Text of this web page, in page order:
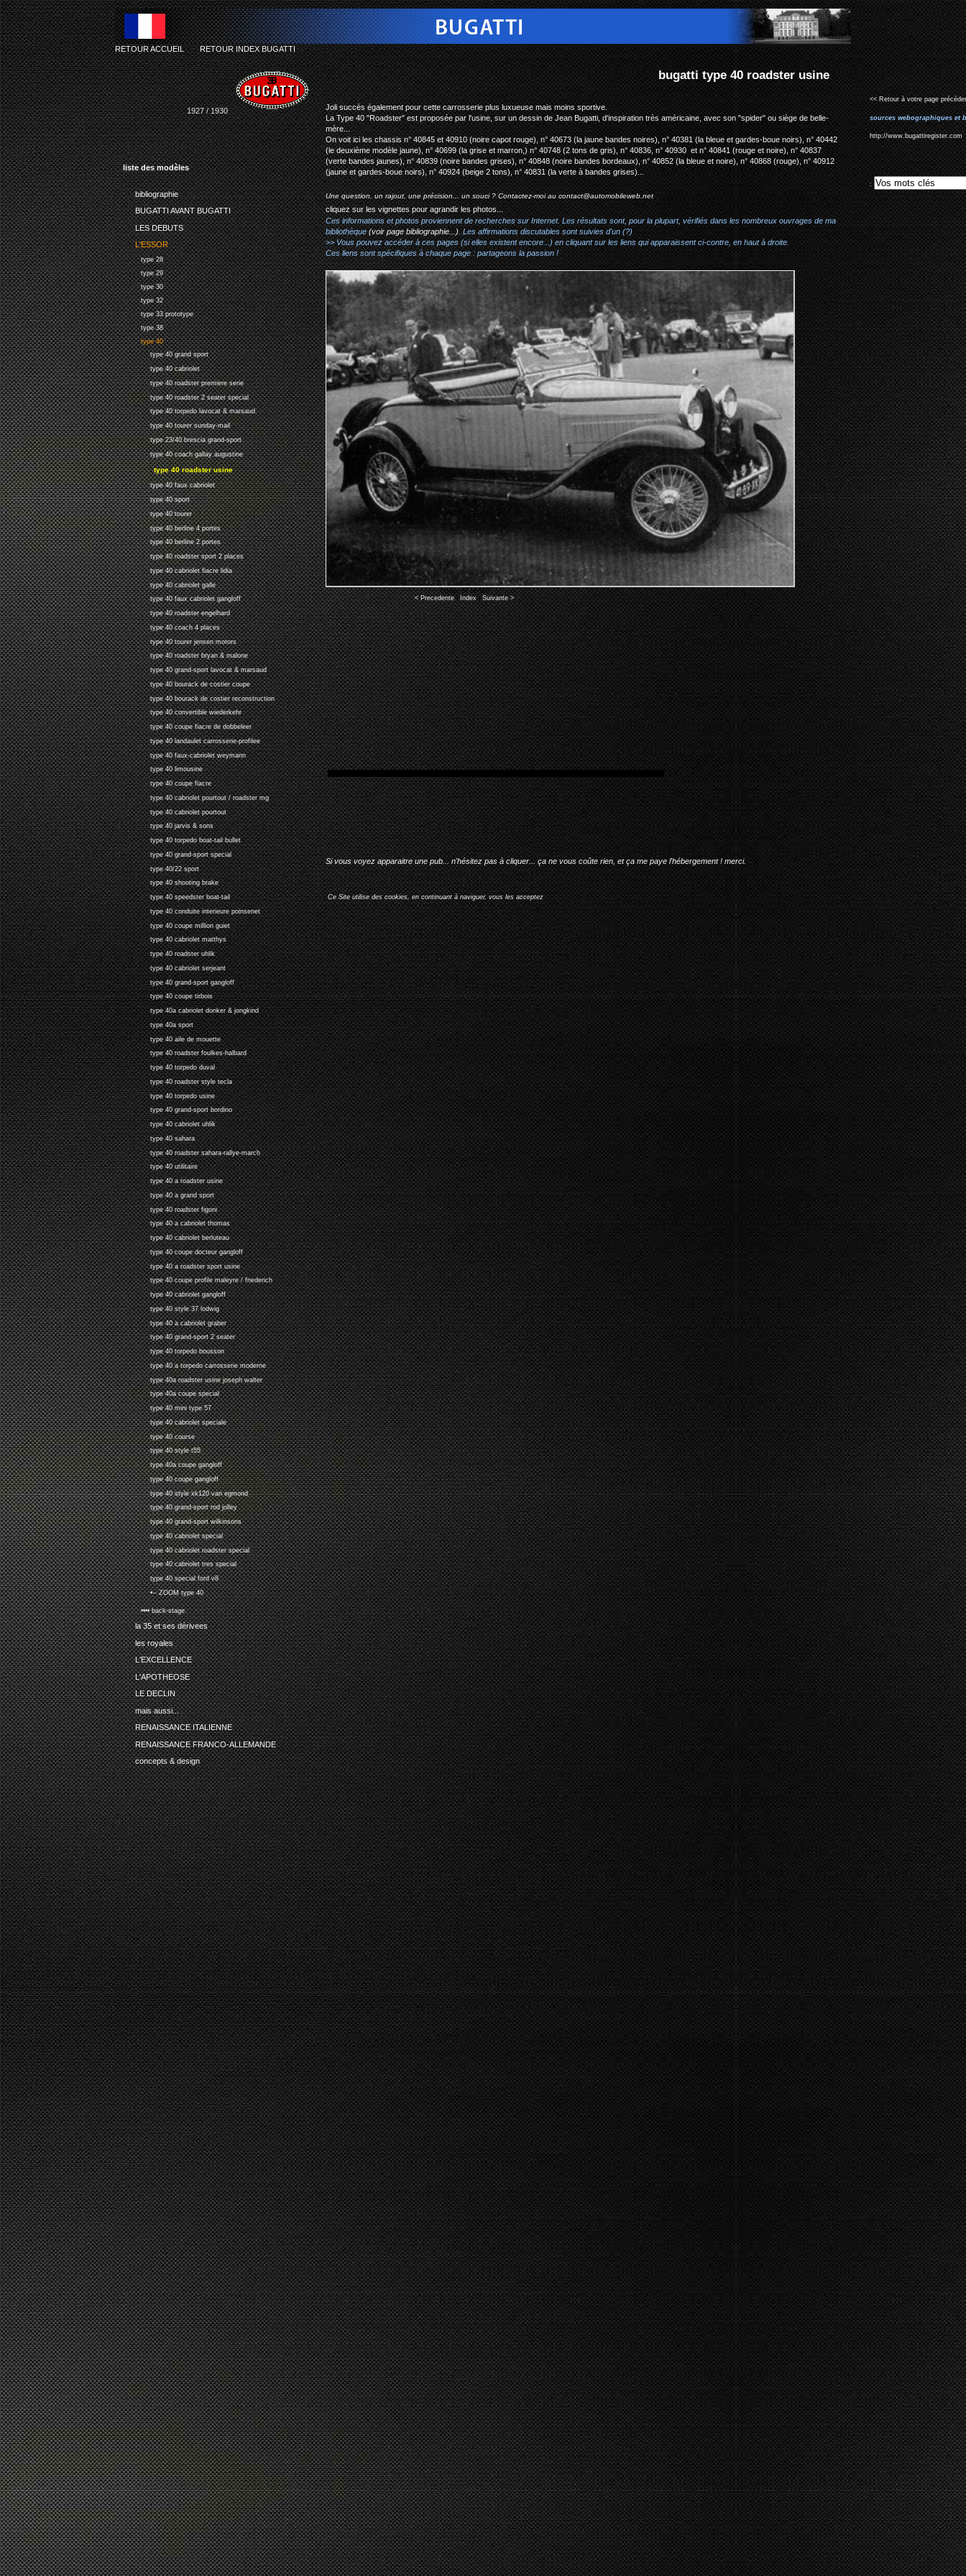
liste des modèles
bibliographie
BUGATTI AVANT BUGATTI
LES DEBUTS
L'ESSOR
type 28
type 29
type 30
type 32
type 33 prototype
type 38
type 40
type 40 grand sport
type 40 cabriolet
type 40 roadster premiere serie
type 40 roadster 2 seater special
type 40 torpedo lavocat & marsaud
type 40 tourer sunday-mail
type 23/40 brescia grand-sport
type 40 coach gallay augustine
type 40 roadster usine
type 40 faux cabriolet
type 40 sport
type 40 tourer
type 40 berline 4 portes
type 40 berline 2 portes
type 40 roadster sport 2 places
type 40 cabriolet fiacre lidia
type 40 cabriolet galle
type 40 faux cabriolet gangloff
type 40 roadster engelhard
type 40 coach 4 places
type 40 tourer jensen motors
type 40 roadster bryan & malone
type 40 grand-sport lavocat & marsaud
type 40 bourack de costier coupe
type 40 bourack de costier reconstruction
type 40 convertible wiederkehr
type 40 coupe fiacre de dobbeleer
type 40 landaulet carrosserie-profilee
type 40 faux-cabriolet weymann
type 40 limousine
type 40 coupe fiacre
type 40 cabriolet pourtout / roadster mg
type 40 cabriolet pourtout
type 40 jarvis & sons
type 40 torpedo boat-tail bullet
type 40 grand-sport special
type 40/22 sport
type 40 shooting brake
type 40 speedster boat-tail
type 40 conduite interieure poinsenet
type 40 coupe million guiet
type 40 cabriolet matthys
type 40 roadster uhlik
type 40 cabriolet serjeant
type 40 grand-sport gangloff
type 40 coupe tirbois
type 40a cabriolet donker & jongkind
type 40a sport
type 40 aile de mouette
type 40 roadster foulkes-halbard
type 40 torpedo duval
type 40 roadster style tecla
type 40 torpedo usine
type 40 grand-sport bordino
type 40 cabriolet uhlik
type 40 sahara
type 40 roadster sahara-rallye-march
type 40 utilitaire
type 40 a roadster usine
type 40 a grand sport
type 40 roadster figoni
type 40 a cabriolet thomas
type 40 cabriolet berluteau
type 40 coupe docteur gangloff
type 40 a roadster sport usine
type 40 coupe profile maleyre / friederich
type 40 cabriolet gangloff
type 40 style 37 lodwig
type 40 a cabriolet graber
type 40 grand-sport 2 seater
type 40 torpedo bousson
type 40 a torpedo carrosserie moderne
type 40a roadster usine joseph walter
type 40a coupe special
type 40 mini type 57
type 40 cabriolet speciale
type 40 course
type 40 style t55
type 40a coupe gangloff
type 40 coupe gangloff
type 40 style xk120 van egmond
type 40 grand-sport rod jolley
type 40 grand-sport wilkinsons
type 40 cabriolet special
type 40 cabriolet roadster special
type 40 cabriolet tres special
type 40 special ford v8
•-- ZOOM type 40
•••• back-stage
la 35 et ses dérivees
les royales
L'EXCELLENCE
L'APOTHEOSE
LE DECLIN
mais aussi...
RENAISSANCE ITALIENNE
RENAISSANCE FRANCO-ALLEMANDE
concepts & design
bugatti type 40 roadster usine
RETOUR ACCUEIL-RETOUR INDEX BUGATTI
1927 / 1930
Joli succès également pour cette carrosserie plus luxueuse mais moins sportive.
La Type 40 "Roadster" est proposée par l'usine, sur un dessin de Jean Bugatti, d'inspiration très américaine, avec son "spider" ou siège de belle-
mère...
On voit ici les chassis n° 40845 et 40910 (noire capot rouge), n° 40673 (la jaune bandes noires), n° 40381 (la bleue et gardes-boue noirs), n° 40442
(le deuxième modèle jaune), n° 40699 (la grise et marron,) n° 40748 (2 tons de gris), n° 40836, n° 40930 et n° 40841 (rouge et noire), n° 40837
(verte bandes jaunes), n° 40839 (noire bandes grises), n° 40848 (noire bandes bordeaux), n° 40852 (la bleue et noire), n° 40868 (rouge), n° 40912
(jaune et gardes-boue noirs), n° 40924 (beige 2 tons), n° 40831 (la verte à bandes grises)...
Une question, un rajout, une précision... un souci ? Contactez-moi aucontact@automobileweb.net
cliquez sur les vignettes pour agrandir les photos...
Ces informations et photos proviennent de recherches sur Internet. Les résultats sont, pour la plupart, vérifiés dans les nombreux ouvrages de ma
bibliothèque(voir page bibliographie...). Les affirmations discutables sont suivies d'un (?)
>> Vous pouvez accéder à ces pages (si elles existent encore...) en cliquant sur les liens qui apparaissent ci-contre, en haut à droite.
Ces liens sont spécifiques à chaque page : partageons la passion !
Image 67 of 110
< Precedente|Index|Suivante >
Si vous voyez apparaitre une pub... n'hésitez pas à cliquer... ça ne vous coûte rien, et ça me paye l'hébergement ! merci.
Ce Site utilise des cookies, en continuant à naviguer, vous les acceptez
<< Retour à votre page
sources webographiques et
http://www.bugattiregister.com
: